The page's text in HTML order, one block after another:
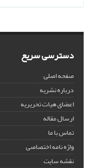
دسترسی سریع
صفحه اصلی
درباره نشریه
اعضای هیات تحریریه
ارسال مقاله
تماس با ما
واژه نامه اختصاصی
نقشه سایت